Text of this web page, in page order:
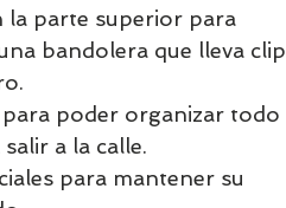
la parte superior para
bandolera que lleva
poder organizar todo
a la calle.
para mantener su